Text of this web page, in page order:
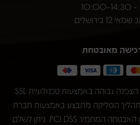
14:30
12 בירושלים
מאובטחת
האתר מאובטח ברמת הצפנה גבוהה באמצעות טכנולוגיית SSL
הסליקה מתבצע באמצעות חברת
COMAX בהתאם לתקן האבטחה המחמיר PCI DSS. ניתן לשלם